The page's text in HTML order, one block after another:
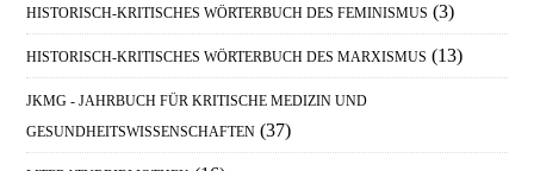
HISTORISCH-KRITISCHES WÖRTERBUCH DES FEMINISMUS (3)
HISTORISCH-KRITISCHES WÖRTERBUCH DES MARXISMUS (13)
JKMG - JAHRBUCH FÜR KRITISCHE MEDIZIN UND
GESUNDHEITSWISSENSCHAFTEN (37)